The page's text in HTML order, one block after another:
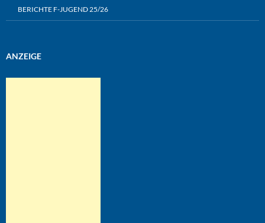
BERICHTE F-JUGEND 25/26
ANZEIGE